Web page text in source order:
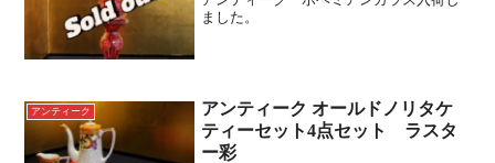
ました。
アンティーク
アンティーク オールドノリタケ
ティーセット4点セット ラスタ
ー彩